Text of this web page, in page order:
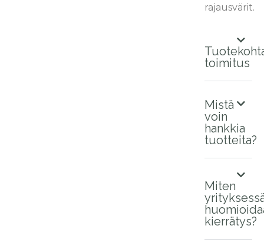
rajausvärit.
toimitus
Mistä
voin
hankkia
tuotteita?
Miten
kierrätys?